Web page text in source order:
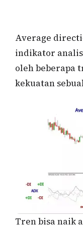
Average
indikator
oleh beberapa
kekuatan
Tren bisa naik